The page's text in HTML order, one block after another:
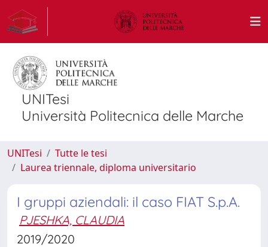
UNITesi
Università Politecnica delle Marche
UNITesi
Tutte le tesi
Laurea triennale, diploma universitario
I gruppi aziendali: il caso FIAT S.p.A.
PJESHKA, CLAUDIA
2019/2020